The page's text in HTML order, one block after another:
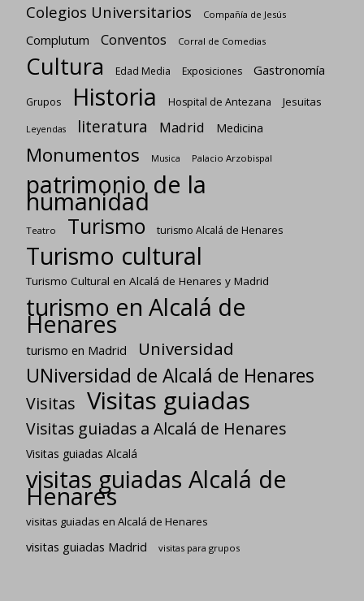
Colegios Universitarios Compañía de Jesús
Complutum Conventos Corral de Comedias
Cultura Edad Media Exposiciones Gastronomía
Grupos Historia Hospital de Antezana Jesuitas
Leyendas literatura Madrid Medicina
Monumentos Musica Palacio Arzobispal
patrimonio de la
humanidad
Teatro Turismo turismo Alcalá de Henares
Turismo cultural
Turismo Cultural en Alcalá de Henares y Madrid
turismo en Alcalá de
Henares
turismo en Madrid Universidad
UNiversidad de Alcalá de Henares
Visitas Visitas guiadas
Visitas guiadas a Alcalá de Henares
Visitas guiadas Alcalá
visitas guiadas Alcalá de
Henares
visitas guiadas en Alcalá de Henares
visitas guiadas Madrid visitas para grupos